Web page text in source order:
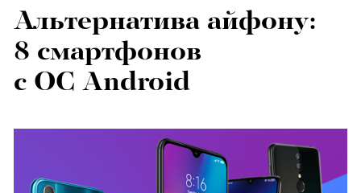
Альтернатива айфону:
8 смартфонов
с OC Android